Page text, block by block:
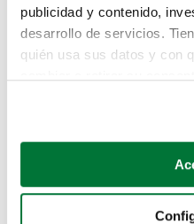
publicidad y contenido,
desarrollo de servicios.
quién usa sus datos y con
Si lo permite, también
Recopilar información
Pero puedes
estás buscando
Coches de segunda mano